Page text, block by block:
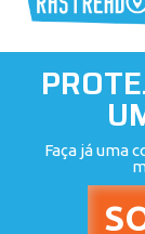
Faça já uma